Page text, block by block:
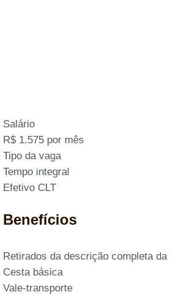
Salário
R$ 1.575 por mês
Tipo da vaga
Tempo integral
Efetivo CLT
Benefícios
Retirados da descrição completa da
Cesta básica
Vale-transporte